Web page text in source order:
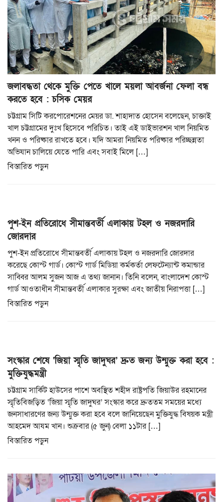
জলাবদ্ধতা থেকে মুক্তি পেতে খালে ময়লা আবর্জনা ফেলা বন্ধ
করতে হবে : চসিক মেয়র
চট্টগ্রাম সিটি করপোরেশনের মেয়র ডা. শাহাদাত হোসেন বলেছেন, চাক্তাই
খাল চট্টগ্রামের দুঃখ হিসেবে পরিচিত। তাই এই ডাইভারশন খাল নিয়মিত
খনন ও পরিষ্কার রাখতে হবে। যদি আমরা নিয়মিত পরিষ্কার পরিচ্ছন্নতা
অভিযান চালিয়ে যেতে পারি এবং সবাই মিলে […]
বিস্তারিত পড়ুন
পুশ-ইন প্রতিরোধে সীমান্তবর্তী এলাকায় টহল ও নজরদারি
জোরদার
পুশ-ইন প্রতিরোধে সীমান্তবর্তী এলাকায় টহল ও নজরদারি জোরদার
করেছে কোস্ট গার্ড। কোস্ট গার্ড মিডিয়া কর্মকর্তা লেফটেন্যান্ট কমান্ডার
সাব্বির আলম সুজন আজ এ তথ্য জানান। তিনি বলেন, বাংলাদেশ কোস্ট
গার্ড আওতাধীন সীমান্তবর্তী এলাকার সুরক্ষা এবং জাতীয় নিরাপত্তা […]
বিস্তারিত পড়ুন
সংস্কার শেষে ‘জিয়া স্মৃতি জাদুঘর’ দ্রুত জন্য উন্মুক্ত করা হবে :
মুক্তিযুদ্ধমন্ত্রী
চট্টগ্রাম সার্কিট হাউসের পাশে অবস্থিত শহীদ রাষ্ট্রপতি জিয়াউর রহমানের
স্মৃতিবিজড়িত ‘জিয়া স্মৃতি জাদুঘর’ সংস্কার করে দ্রুততম সময়ের মধ্যে
জনসাধারণের জন্য উন্মুক্ত করা হবে বলে জানিয়েছেন মুক্তিযুদ্ধ বিষয়ক মন্ত্রী
আহমেদ আযম খান। শুক্রবার (৫ জুন) বেলা ১১টার […]
বিস্তারিত পড়ুন